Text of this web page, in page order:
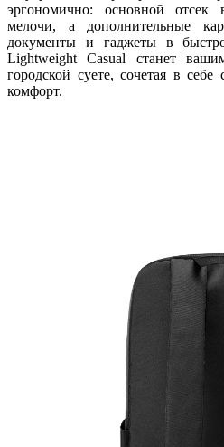
эргономично: основной отсек
мелочи, а дополнительные
документы и гаджеты в
Lightweight Casual станет
городской суете, сочетая в
комфорт.